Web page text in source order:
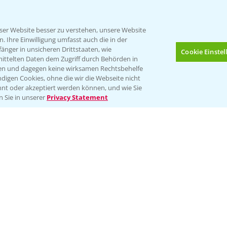
Bis zu 4 Produkte vergleichen:
Folgen Sie uns
Website besser zu verstehen, unsere Website
Ihre Einwilligung umfasst auch die in der
in unsicheren Drittstaaten, wie
Daten dem Zugriff durch Behörden in
und dagegen keine wirksamen Rechtsbehelfe
Cookies, ohne die wir die Webseite nicht
oder akzeptiert werden können, und wie Sie
Sie in unserer Privacy Statement
Cookie